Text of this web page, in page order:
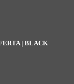
| BLACK